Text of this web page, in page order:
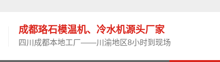
成都珞石模温机、冷水机源头厂家
四川成都本地工厂——川渝地区8小时到现场